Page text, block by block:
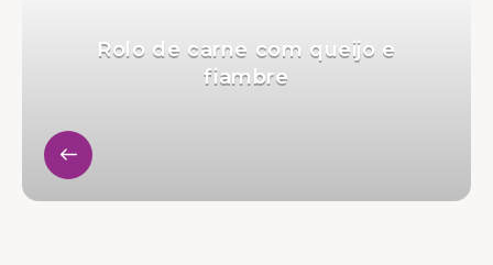
Rolo de carne com queijo e
fiambre